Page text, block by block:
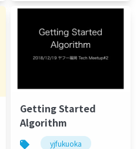
ク
Getting Started
Algorithm
yjfukuoka